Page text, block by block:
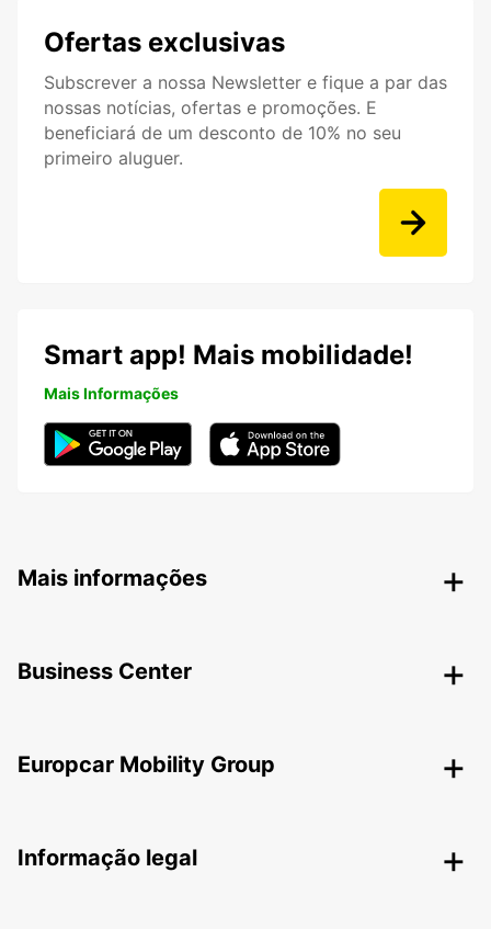
Ofertas exclusivas
Subscrever a nossa Newsletter e fique a par das
nossas notícias, ofertas e promoções. E
beneficiará de um desconto de 10% no seu
primeiro aluguer.
Smart app! Mais mobilidade!
Mais Informações
Mais informações
Business Center
Europcar Mobility Group
Informação legal